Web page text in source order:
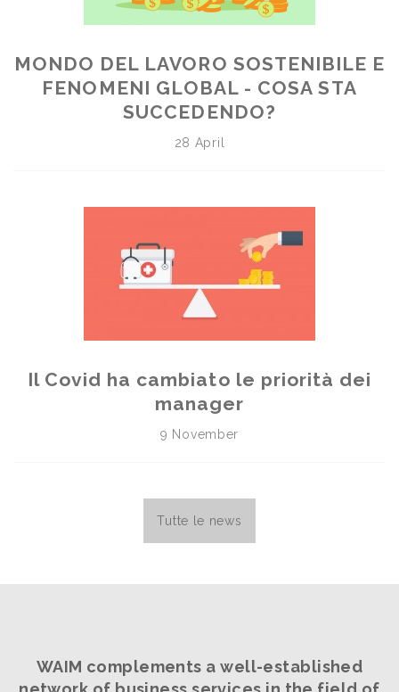
MONDO DEL LAVORO SOSTENIBILE E
FENOMENI GLOBAL - COSA STA
SUCCEDENDO?
28 April
Il Covid ha cambiato le priorità dei
manager
9 November
Tutte le news
WAIM complements a well-established